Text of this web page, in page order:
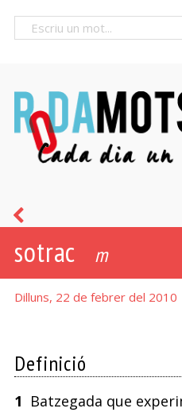
sotrac m
Dilluns, 22 de febrer del 2010
Definició
1 Batzegada que
el
fill
de
rates
mata